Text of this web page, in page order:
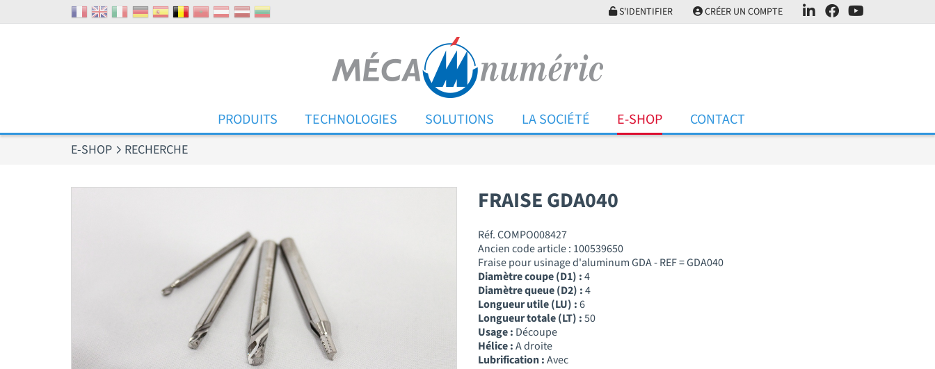
S'IDENTIFIER CRÉER UN COMPTE
PRODUITS TECHNOLOGIES SOLUTIONS LA SOCIÉTÉ E-SHOP CONTACT
E-SHOP RECHERCHE
FRAISE GDA040
Réf. COMPO008427
Ancien code article : 100539650
Fraise pour usinage d'aluminum GDA - REF = GDA040
Diamètre coupe (D1) :4
Diamètre queue (D2) :4
Longueur utile (LU) :6
Longueur totale (LT) :50
Usage : Découpe
Hélice :A droite
Lubrification :Avec
Panneau de gestion des cookies